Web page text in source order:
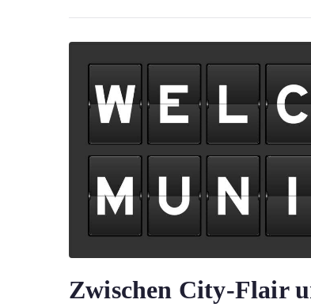
Zwischen City-Flair